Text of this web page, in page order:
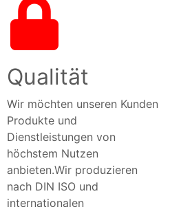
Qualität
Wir möchten unseren Kunden
Produkte und
Dienstleistungen von
höchstem Nutzen
anbieten.Wir produzieren
nach DIN ISO und
internationalen